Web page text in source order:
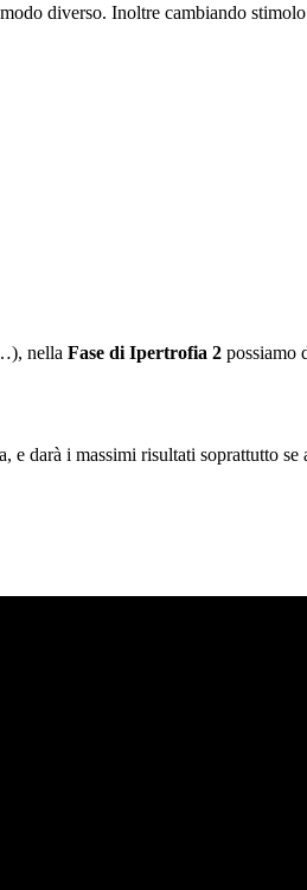
diverso. Inoltre cambiando
nella Fase di Ipertrofia 2 possiamo
e darà i massimi risultati soprattutto se